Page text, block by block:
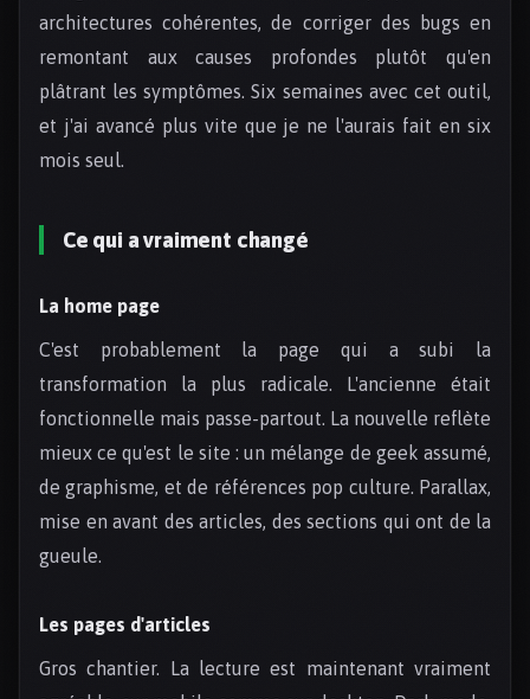
architectures cohérentes, de corriger des bugs en
remontant aux causes profondes plutôt qu'en
plâtrant les symptômes. Six semaines avec cet outil,
et j'ai avancé plus vite que je ne l'aurais fait en six
mois seul.
Ce qui a vraiment changé
La home page
C'est probablement la page qui a subi la
transformation la plus radicale. L'ancienne était
fonctionnelle mais passe-partout. La nouvelle reflète
mieux ce qu'est le site : un mélange de geek assumé,
de graphisme, et de références pop culture. Parallax,
mise en avant des articles, des sections qui ont de la
gueule.
Les pages d'articles
Gros chantier. La lecture est maintenant vraiment